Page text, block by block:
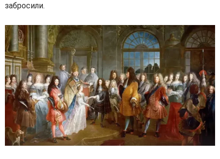
забросили.